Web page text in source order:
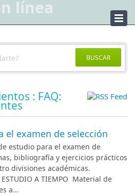
línea
BUSCAR
: FAQ:
el examen de selección
estudio para el examen de
bibliografía y ejercicios prácticos
divisiones académicas.
ESTUDIO A TIEMPO Material de
a...